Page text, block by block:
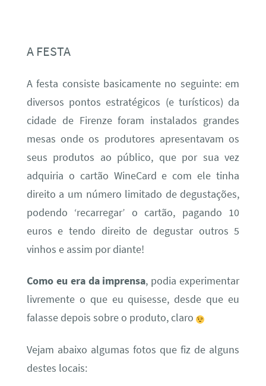
A FESTA
A festa consiste basicamente no seguinte: em
diversos pontos estratégicos (e turísticos) da
cidade de Firenze foram instalados grandes
mesas onde os produtores apresentavam os
seus produtos ao público, que por sua vez
adquiria o cartão WineCard e com ele tinha
direito a um número limitado de degustações,
podendo ‘recarregar’ o cartão, pagando 10
euros e tendo direito de degustar outros 5
vinhos e assim por diante!
Como eu era da imprensa, podia experimentar
livremente o que eu quisesse, desde que eu
falasse depois sobre o produto, claro
Vejam abaixo algumas fotos que fiz de alguns
destes locais: